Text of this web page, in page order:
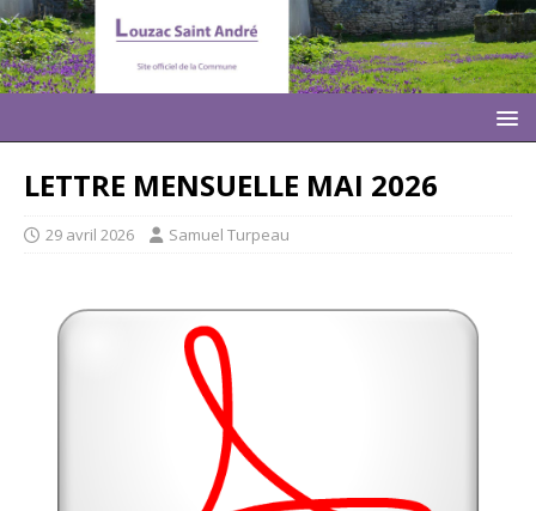
LETTRE MENSUELLE MAI 2026
29 avril 2026 Samuel Turpeau